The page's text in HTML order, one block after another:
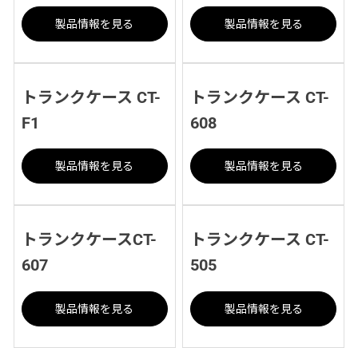
製品情報を見る 製品情報を見る
トランクケース CT-
F1
製品情報を見る
トランクケース CT-
608
製品情報を見る
トランクケースCT-
607
製品情報を見る
トランクケース CT-
505
製品情報を見る